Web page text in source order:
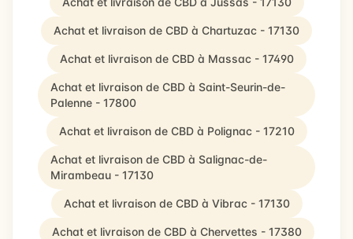
Achat et livraison de CBD à Chartuzac - 17130
Achat et livraison de CBD à Massac - 17490
Achat et livraison de CBD à Saint-Seurin-de-
Palenne - 17800
Achat et livraison de CBD à Polignac - 17210
Achat et livraison de CBD à Salignac-de-
Mirambeau - 17130
Achat et livraison de CBD à Vibrac - 17130
Achat et livraison de CBD à Chervettes - 17380